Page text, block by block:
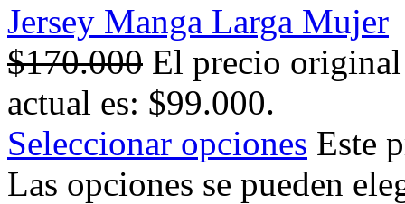
Jersey Manga Larga Mujer
$170.000 El precio
actual es: $99.000.
Seleccionar opciones Este
Las opciones se pueden